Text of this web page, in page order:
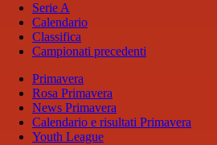
Serie A
Calendario
Classifica
Campionati precedenti
Primavera
Rosa Primavera
News Primavera
Calendario e risultati Primavera
Youth League